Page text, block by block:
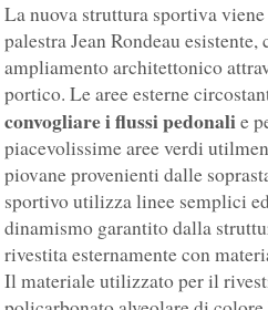
La nuova struttura sportiva
palestra Jean Rondeau
ampliamento architettonico
portico. Le aree esterne
convogliare i flussi pedonalie
piacevolissime aree verdi
piovane provenienti dalle
sportivo utilizza linee semplici
dinamismo garantito dalla
rivestita esternamente con
Il materiale utilizzato per il